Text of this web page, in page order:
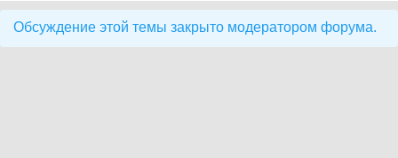
Обсуждение этой темы закрыто модератором форума.